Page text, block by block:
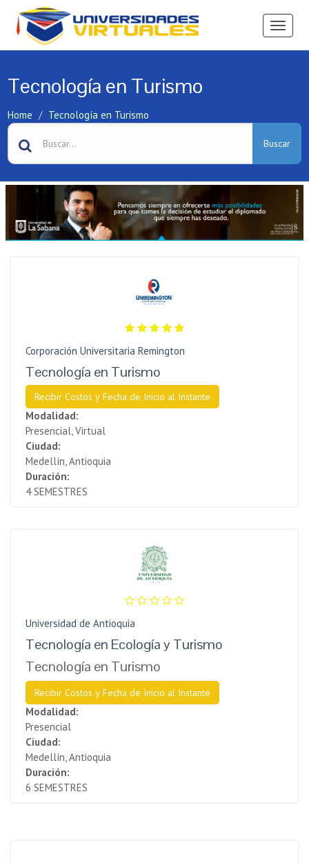
Ver
Tecnología en Turismo
Home Tecnología en Turismo
Buscar
Corporación Universitaria Remington
Tecnología en Turismo
Recibir Costos y Fecha de Inicio al Instante
Modalidad:
Presencial, Virtual
Ciudad:
Medellín, Antioquia
Duración:
4 SEMESTRES
Universidad de Antioquia
Tecnología en Ecología y Turismo
Tecnología en Turismo
Recibir Costos y Fecha de Inicio al Instante
Modalidad:
Presencial
Ciudad:
Medellín, Antioquia
Duración:
6 SEMESTRES